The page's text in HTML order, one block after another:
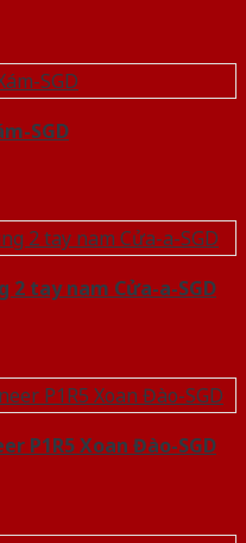
SGD
2 tay nam Cửa-a-SGD
P1R5 Xoan Đào-SGD